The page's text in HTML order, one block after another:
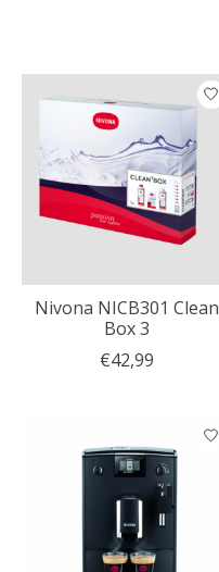
Nivona NICB301 Clean
Box 3
€42,99